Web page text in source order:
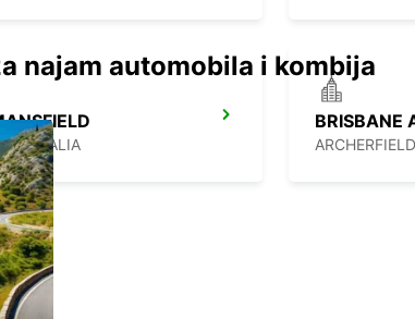
BRISBANE
najam automobila i kombija